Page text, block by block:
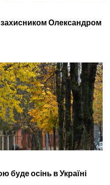
Олександром
буде осінь в Україні